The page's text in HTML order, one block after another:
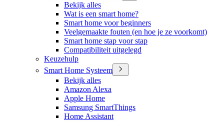
Bekijk alles
Wat is een smart home?
Smart home voor beginners
Veelgemaakte fouten (en hoe je ze voorkomt)
Smart home stap voor stap
Compatibiliteit uitgelegd
Keuzehulp
Smart Home Systeem
Bekijk alles
Amazon Alexa
Apple Home
Samsung SmartThings
Home Assistant